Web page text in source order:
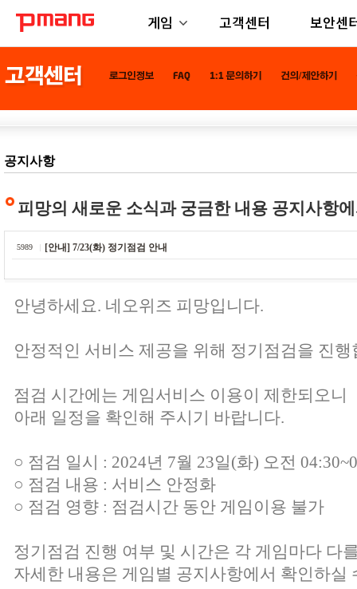
게임 고객센터 보안센
공지사항
피망의 새로운 소식과 궁금한 내용 공지사항
5989 [안내] 7/23(화) 정기점검 안내
안녕하세요. 네오위즈 피망입니다.
안정적인 서비스 제공을 위해 정기점검을 진행
점검 시간에는 게임서비스 이용이 제한되오니
아래 일정을 확인해 주시기 바랍니다.
○ 점검 일시 : 2024년 7월 23일(화) 오전
○ 점검 내용 : 서비스 안정화
○ 점검 영향 : 점검시간 동안 게임이용 불가
정기점검 진행 여부 및 시간은 각 게임마다 다
자세한 내용은 게임별 공지사항에서 확인하실